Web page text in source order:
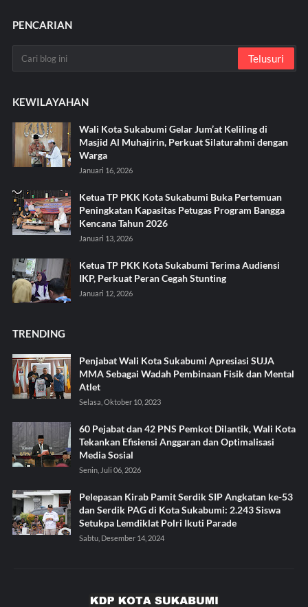
PENCARIAN
KEWILAYAHAN
Wali Kota Sukabumi Gelar Jum’at Keliling di
Masjid Al Muhajirin, Perkuat Silaturahmi dengan
Warga
Januari 16, 2026
Ketua TP PKK Kota Sukabumi Buka Pertemuan
Peningkatan Kapasitas Petugas Program Bangga
Kencana Tahun 2026
Januari 13, 2026
Ketua TP PKK Kota Sukabumi Terima Audiensi
IKP, Perkuat Peran Cegah Stunting
Januari 12, 2026
TRENDING
Penjabat Wali Kota Sukabumi Apresiasi SUJA
MMA Sebagai Wadah Pembinaan Fisik dan Mental
Atlet
Selasa, Oktober 10, 2023
60 Pejabat dan 42 PNS Pemkot Dilantik, Wali Kota
Tekankan Efisiensi Anggaran dan Optimalisasi
Media Sosial
Senin, Juli 06, 2026
Pelepasan Kirab Pamit Serdik SIP Angkatan ke-53
dan Serdik PAG di Kota Sukabumi: 2.243 Siswa
Setukpa Lemdiklat Polri Ikuti Parade
Sabtu, Desember 14, 2024